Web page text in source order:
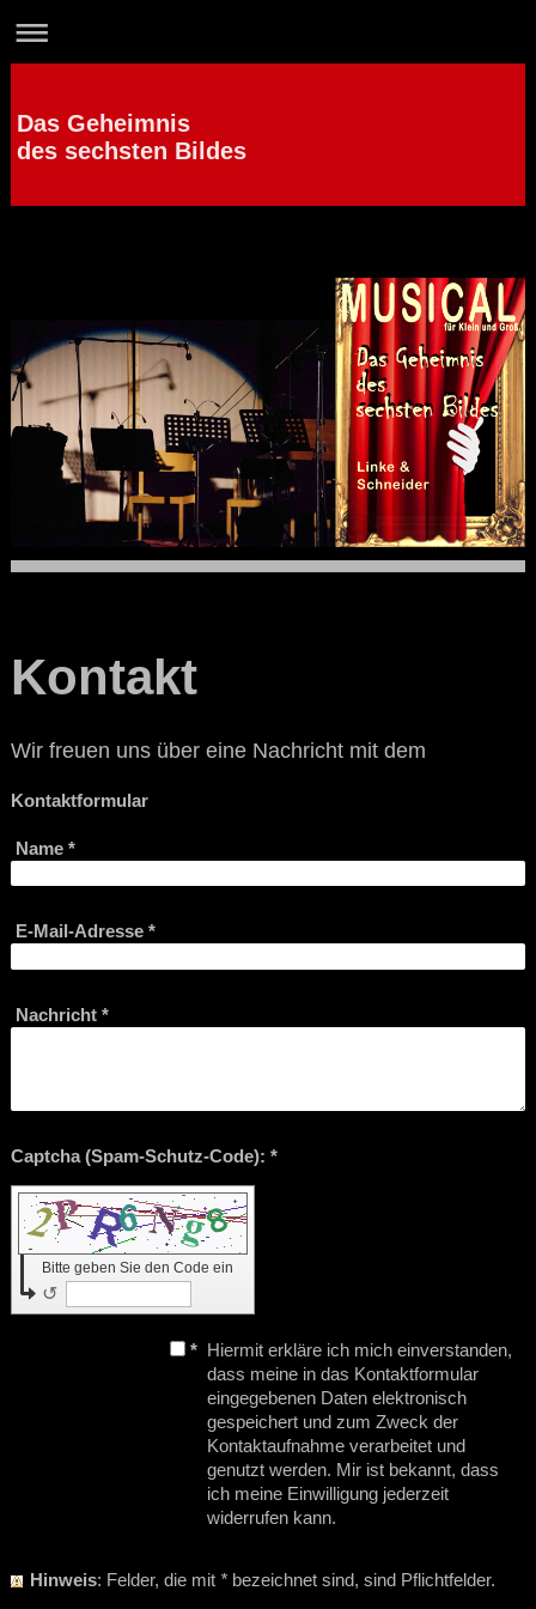
Das Geheimnis
des sechsten Bildes
Kontakt
Wir freuen uns über eine Nachricht mit dem
Kontaktformular
Name *
E-Mail-Adresse *
Nachricht *
Captcha (Spam-Schutz-Code): *
Bitte geben Sie den Code ein
↺
* Hiermit erkläre ich mich einverstanden,
dass meine in das Kontaktformular
eingegebenen Daten elektronisch
gespeichert und zum Zweck der
Kontaktaufnahme verarbeitet und
genutzt werden. Mir ist bekannt, dass
ich meine Einwilligung jederzeit
widerrufen kann.
Hinweis : Felder, die mit *bezeichnet sind, sind Pflichtfelder.